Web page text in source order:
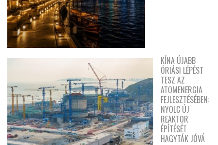
KÍNA ÚJABB
ÓRIÁSI LÉPÉST
TESZ AZ
ATOMENERGIA
FEJLESZTÉSÉBEN:
NYOLC ÚJ
REAKTOR
ÉPÍTÉSÉT
HAGYTÁK JÓVÁ